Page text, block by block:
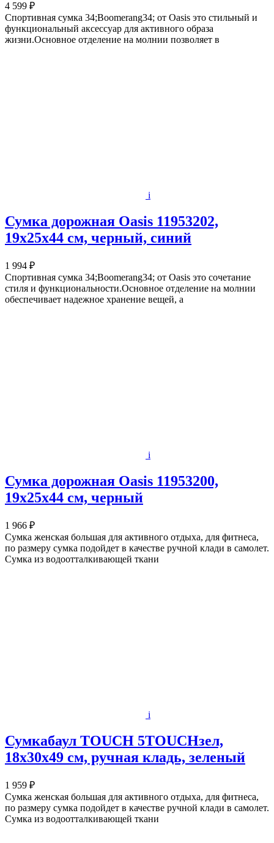
4 599 ₽
Спортивная сумка 34;Boomerang34; от Oasis это стильный и
функциональный аксессуар для активного образа
жизни.Основное отделение на молнии позволяет в
i
Сумка дорожная Oasis 11953202,
19х25х44 см, черный, синий
1 994 ₽
Спортивная сумка 34;Boomerang34; от Oasis это сочетание
стиля и функциональности.Основное отделение на молнии
обеспечивает надежное хранение вещей, а
i
Сумка дорожная Oasis 11953200,
19х25х44 см, черный
1 966 ₽
Сумка женская большая для активного отдыха, для фитнеса,
по размеру сумка подойдет в качестве ручной клади в самолет.
Сумка из водоотталкивающей ткани
i
Сумкабаул TOUCH 5TOUCHзел,
18х30х49 см, ручная кладь, зеленый
1 959 ₽
Сумка женская большая для активного отдыха, для фитнеса,
по размеру сумка подойдет в качестве ручной клади в самолет.
Сумка из водоотталкивающей ткани